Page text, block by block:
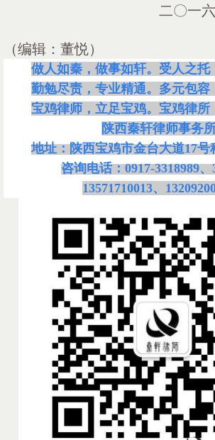
二〇一
（编辑：董悦）
做人如秦，做事如轩。受人之托
勤勉尽责，专业精通。多元包容
宝鸡律师，立足宝鸡。宝鸡律所
陕西秦轩律师事务
地址：陕西宝鸡市金台大道17号
咨询电话：0917-3318989、
13571710013、